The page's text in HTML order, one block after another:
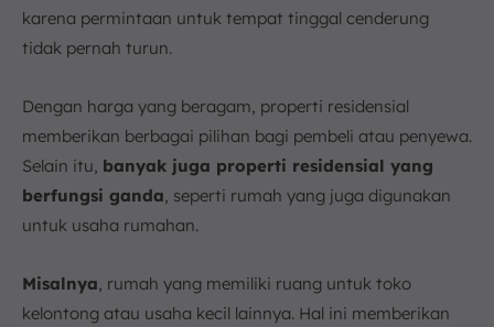
karena permintaan untuk tempat tinggal cenderung
tidak pernah turun.
Dengan harga yang beragam, properti residensial
memberikan berbagai pilihan bagi pembeli atau penyewa.
Selain itu, banyak juga properti residensial yang
berfungsi ganda , seperti rumah yang juga digunakan
untuk usaha rumahan.
Misalnya , rumah yang memiliki ruang untuk toko
kelontong atau usaha kecil lainnya. Hal ini memberikan